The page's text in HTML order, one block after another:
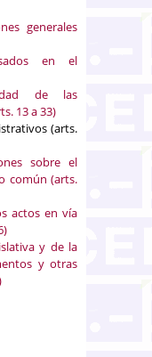
generales
en el
de las
13 a 33)
(arts.
sobre el
común (arts.
actos en vía
y de la
y otras